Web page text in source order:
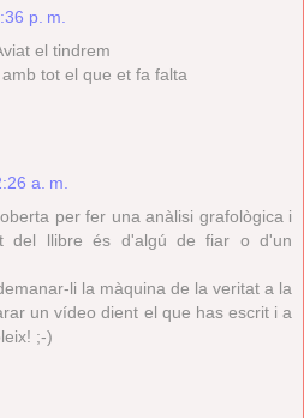
p. m.
el tindrem
tot el que et fa falta
a. m.
per fer una anàlisi grafològica i
del llibre és d'algú de fiar o d'un
li la màquina de la veritat a la
un vídeo dient el que has escrit i a
;-)